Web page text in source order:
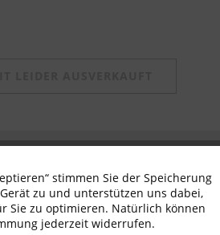
erhalten
✓ Die aktuellsten Trends
Aktiv
Inaktiv
stimmen Sie der Speicherung
zu und unterstützen uns dabei,
Sie zu optimieren. Natürlich können
jederzeit widerrufen.